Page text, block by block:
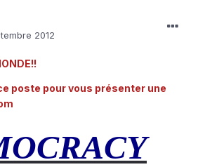
2012
poste pour vous présenter une